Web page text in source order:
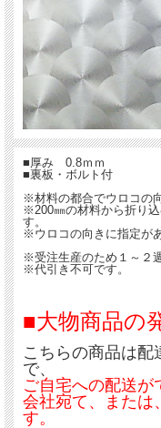
■厚み 0.8ｍｍ
■裏板・ボルト付
※材料の都合でウロコの
※200㎜の材料から折り
す。
※ウロコの向きに指定が
※受注生産のため１～２
※代引き不可です。
■大物商品の
こちらの商品は配
で、
ご自宅への配送が
会社宛て、または
す。